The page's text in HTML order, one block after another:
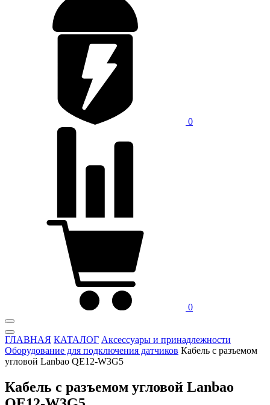
0
0
ГЛАВНАЯ КАТАЛОГ Аксессуары и принадлежности
Оборудование для подключения датчиков Кабель с разъемом
угловой Lanbao QE12-W3G5
Кабель с разъемом угловой Lanbao